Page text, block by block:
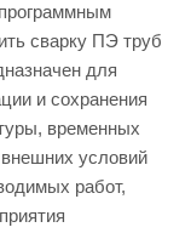
сварку ПЭ труб
для
и сохранения
временных
условий
работ,